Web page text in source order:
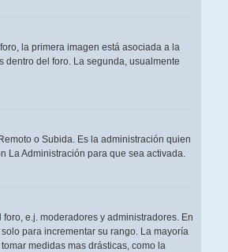
la primera imagen está asociada a la
del foro. La segunda, usualmente
o Subida. Es la administración quien
La Administración para que sea activada.
e.j. moderadores y administradores. En
para incrementar su rango. La mayoría
medidas mas drásticas, como la